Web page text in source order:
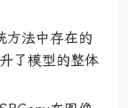
方法中存在的
了模型的整体